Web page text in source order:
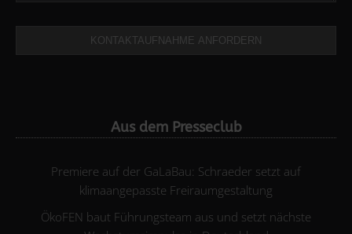
KONTAKTAUFNAHME ANFORDERN
Aus dem Presseclub
Premiere auf der GaLaBau: Schraeder setzt auf
klimaangepasste Freiraumgestaltung
ÖkoFEN baut Führungsteam aus und setzt nächste